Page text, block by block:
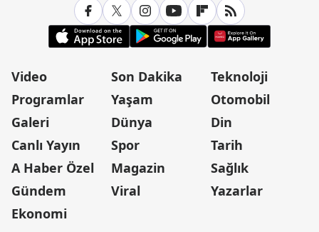
Video
Programlar
Galeri
Canlı Yayın
A Haber Özel
Gündem
Ekonomi
Son Dakika
Yaşam
Dünya
Spor
Magazin
Viral
Teknoloji
Otomobil
Din
Tarih
Sağlık
Yazarlar